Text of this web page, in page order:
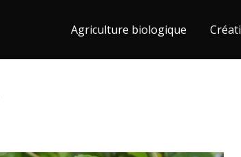
Agriculture biologique